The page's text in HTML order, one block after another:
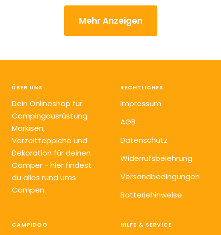
Mehr Anzeigen
ÜBER UNS
Dein Onlineshop für
Campingausrüstung.
Markisen,
Vorzeltteppiche und
Dekoration für deinen
Camper - hier findest
du alles rund ums
Campen.
RECHTLICHES
Impressum
AGB
Datenschutz
Widerrufsbelehrung
Versandbedingungen
Batteriehinweise
CAMPIDOO HILFE & SERVICE